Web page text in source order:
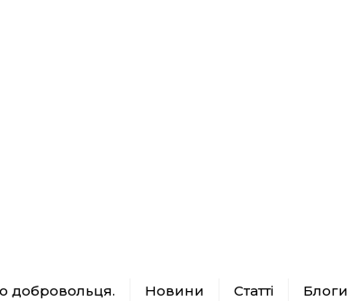
добровольця. Новини Статті Блоги